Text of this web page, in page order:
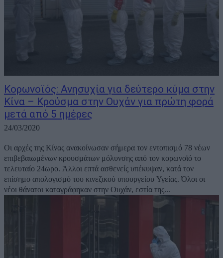
Κορωνοϊός: Ανησυχία για δεύτερο κύμα στην
Κίνα – Κρούσμα στην Ουχάν για πρώτη φορά
μετά από 5 ημέρες
24/03/2020
Οι αρχές της Κίνας ανακοίνωσαν σήμερα τον εντοπισμό 78 νέων
επιβεβαιωμένων κρουσμάτων μόλυνσης από τον κορωνοϊό το
τελευταίο 24ωρο. Άλλοι επτά ασθενείς υπέκυψαν, κατά τον
επίσημο απολογισμό του κινεζικού υπουργείου Υγείας. Όλοι οι
νέοι θάνατοι καταγράφηκαν στην Ουχάν, εστία της...